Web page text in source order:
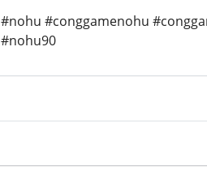
#nohu #conggamenohu
#nohu90